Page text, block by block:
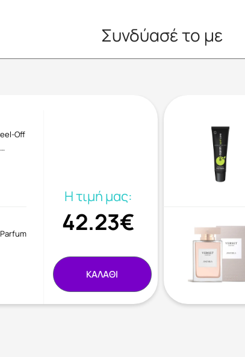
Συνδύασέ το με
Off
Η τιμή μας:
42.23€
ΚΑΛΑΘΙ